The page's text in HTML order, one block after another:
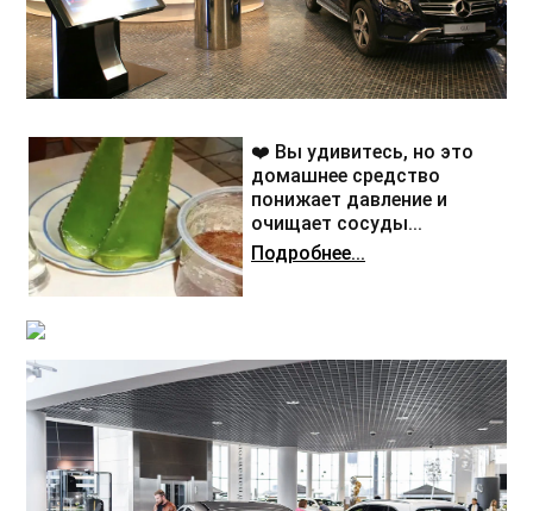
❤️ Вы удивитесь, но это
домашнее средство
понижает давление и
очищает сосуды...
Подробнее...